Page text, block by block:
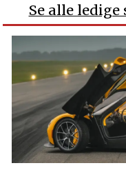
Se alle